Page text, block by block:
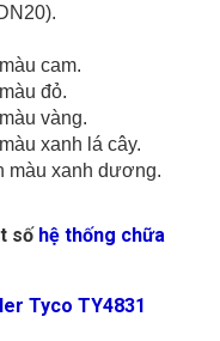
cam.
đỏ.
vàng.
xanh lá cây.
màu xanh dương.
số hệ thống chữa
Tyco TY4831